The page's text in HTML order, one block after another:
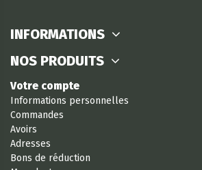
INFORMATIONS
NOS PRODUITS
Votre compte
Informations personnelles
Commandes
Avoirs
Adresses
Bons de réduction